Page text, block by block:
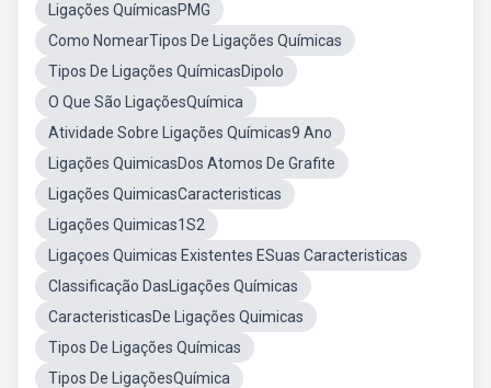
Ligações QuímicasPMG
Como NomearTipos De Ligações Químicas
Tipos De Ligações QuímicasDipolo
O Que São LigaçõesQuímica
Atividade Sobre Ligações Químicas9 Ano
Ligações QuimicasDos Atomos De Grafite
Ligações QuimicasCaracteristicas
Ligações Quimicas1S2
Ligaçoes Quimicas Existentes ESuas Caracteristicas
Classificação DasLigações Químicas
CaracteristicasDe Ligações Quimicas
Tipos De Ligações Químicas
Tipos De LigaçõesQuímica